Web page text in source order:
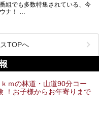
組でも多数特集されている、今
ナ！
すすめの温泉や銭湯、スパを厳
容効果やリラックス効果も期待
TOPへ
ｍの林道・山道90分コー
！お子様からお年寄りまで